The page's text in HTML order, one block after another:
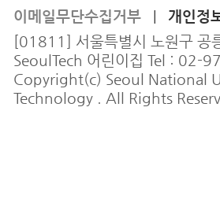
이메일무단수집거부| 개인정
[01811] 서울특별시 노원구 공
SeoulTech 어린이집 Tel :
Copyright(c) Seoul National
Technology . All Rights